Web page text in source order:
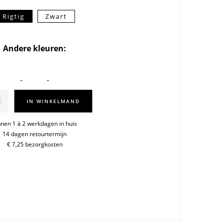
Rigtig Zwart
Andere kleuren:
IN WINKELMAND
1 á 2 werkdagen in huis
14 dagen retourtermijn
€ 7,25 bezorgkosten